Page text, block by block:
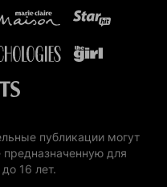
публикации могут
для
16 лет.